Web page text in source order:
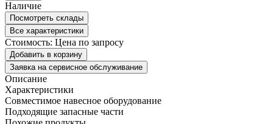
Наличие
Посмотреть склады
Все характеристики
Стоимость: Цена по запросу
Добавить в корзину
Заявка на сервисное обслуживание
Описание
Характеристики
Совместимое навесное оборудование
Подходящие запасные части